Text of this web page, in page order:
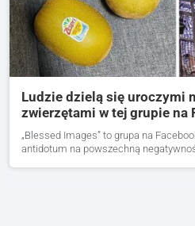
Ludzie dzielą się uroczymi
zwierzętami w tej grupie na
„Blessed Images” to grupa na
antidotum na powszechną